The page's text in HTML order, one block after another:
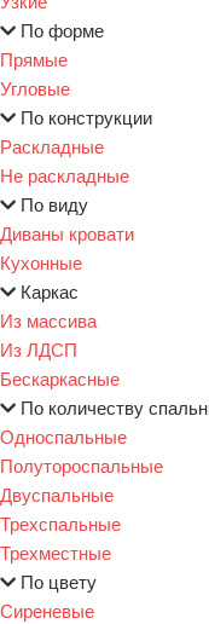
По форме
Прямые
Угловые
По конструкции
Раскладные
Не раскладные
По виду
Диваны кровати
Кухонные
Каркас
Из массива
Из ЛДСП
Бескаркасные
По количеству
Односпальные
Полутороспальные
Двуспальные
Трехспальные
Трехместные
По цвету
Сиреневые